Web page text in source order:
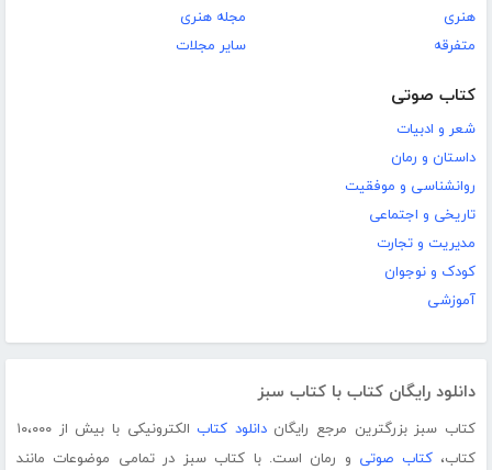
هنری
متفرقه
مجله هنری
سایر مجلات
کتاب صوتی
شعر و ادبیات
داستان و رمان
روانشناسی و موفقیت
تاریخی و اجتماعی
مدیریت و تجارت
کودک و نوجوان
آموزشی
دانلود رایگان کتاب با کتاب سبز
کتاب سبز بزرگترین مرجع رایگاندانلود کتاب
الکترونیکی با بیش از ۱۰،۰۰۰
کتاب،کتاب صوتی و رمان است. با کتاب سبز در تمامی موضوعات مانند